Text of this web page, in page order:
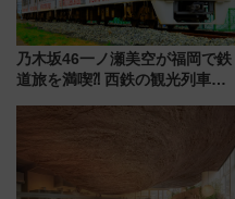
乃木坂46一ノ瀬美空が福岡で鉄
道旅を満喫⁈ 西鉄の観光列車
に